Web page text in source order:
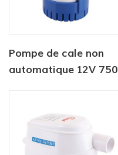
Pompe de cale non
automatique 12V 750